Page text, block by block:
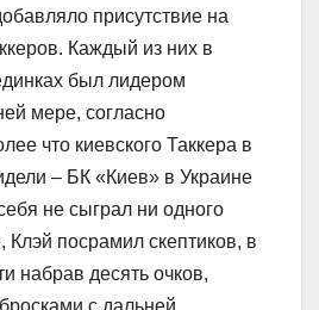
присутствие на
Каждый из них в
был лидером
мере, согласно
что киевского Таккера в
– БК «Киев» в Украине
не сыграл ни одного
Клэй посрамил скептиков, в
набрав десять очков,